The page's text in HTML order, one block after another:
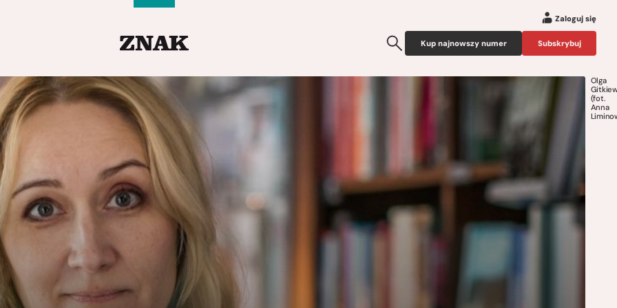
Zaloguj się
Kup najnowszy numer Subskrybuj
Olga
(fot.
Anna